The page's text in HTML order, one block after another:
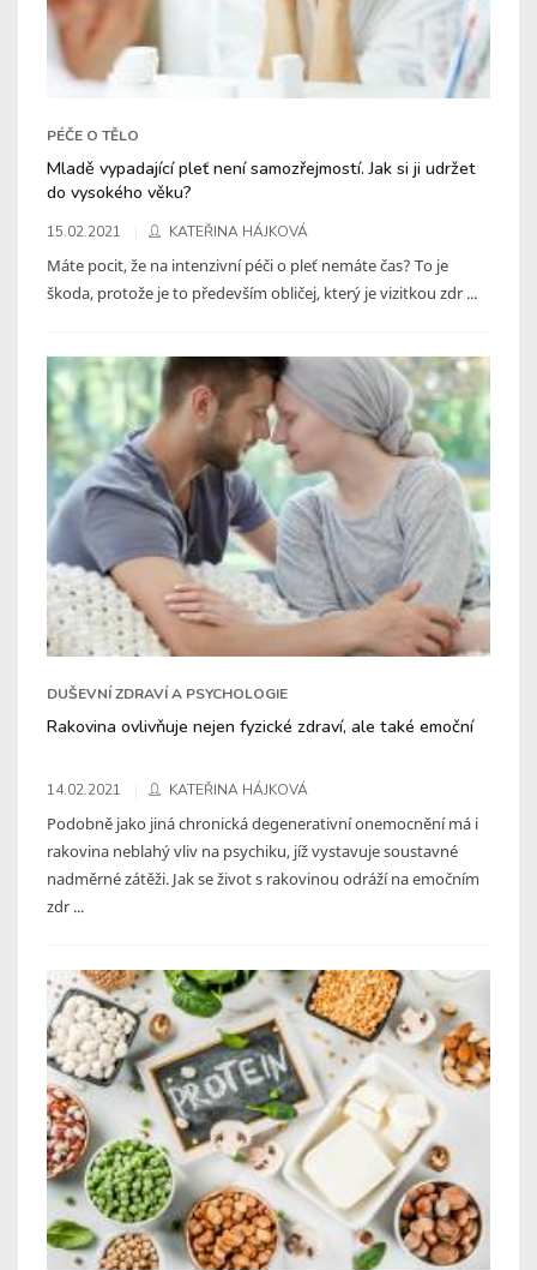
PÉČE O TĚLO
Mladě vypadající pleť není samozřejmostí. Jak si ji udržet
do vysokého věku?
15.02.2021 KATEŘINA HÁJKOVÁ
Máte pocit, že na intenzivní péči o pleť nemáte čas? To je
škoda, protože je to především obličej, který je vizitkou zdr ...
DUŠEVNÍ ZDRAVÍ A PSYCHOLOGIE
Rakovina ovlivňuje nejen fyzické zdraví, ale také emoční
14.02.2021 KATEŘINA HÁJKOVÁ
Podobně jako jiná chronická degenerativní onemocnění má i
rakovina neblahý vliv na psychiku, jíž vystavuje soustavné
nadměrné zátěži. Jak se život s rakovinou odráží na emočním
zdr ...